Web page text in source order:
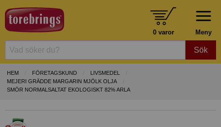
Meny
0 varor
Sök
HEM FÖRETAGSKUND
LIVSMEDEL
MEJERI GRÄDDE MARGARIN MJÖLK OLJA
SMÖR NORMALSALTAT EKOLOGISKT 82% ARLA